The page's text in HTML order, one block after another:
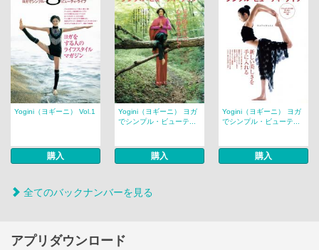
Yogini（ヨギーニ） Vol.1
購入
Yogini（ヨギーニ） ヨガ
でシンプル・ビューテ...
購入
Yogini（ヨギーニ） ヨガ
でシンプル・ビューテ...
購入
全てのバックナンバーを見る
アプリダウンロード